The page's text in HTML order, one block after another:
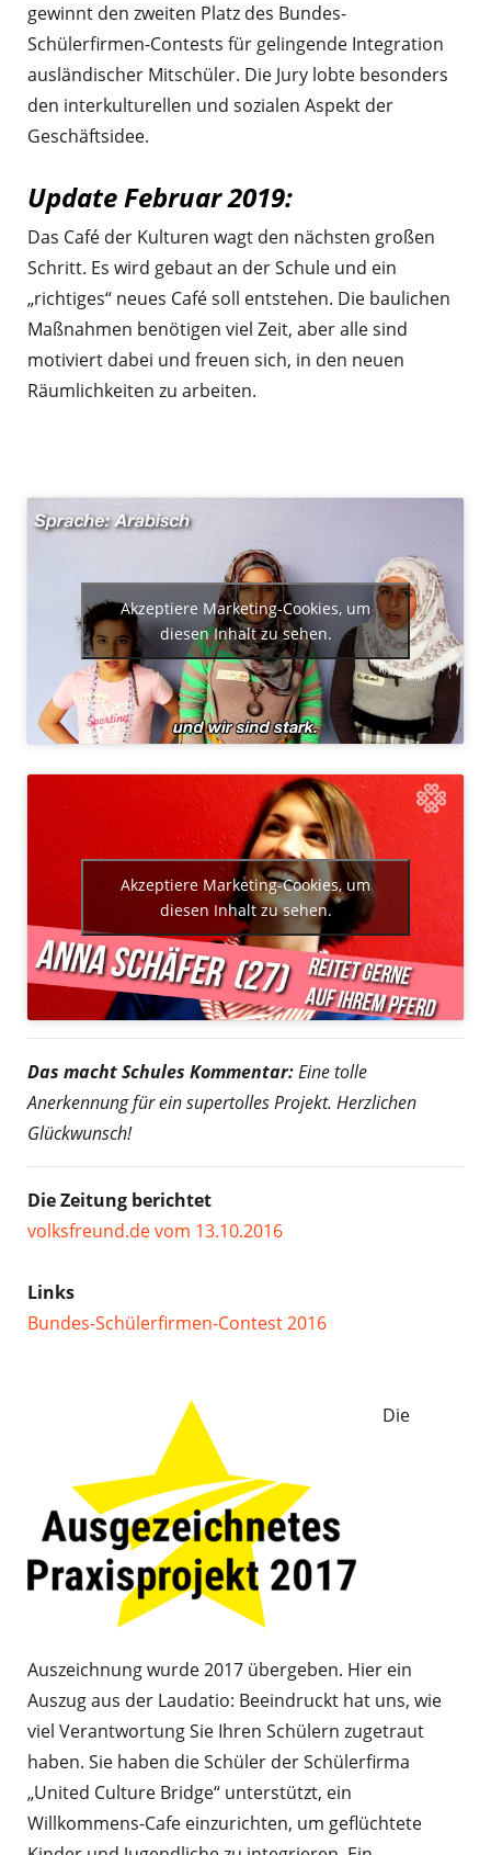
gewinnt den zweiten Platz des Bundes-
Schülerfirmen-Contests für gelingende Integration
ausländischer Mitschüler. Die Jury lobte besonders
den interkulturellen und sozialen Aspekt der
Geschäftsidee.
Update Februar 2019:
Das Café der Kulturen wagt den nächsten großen
Schritt. Es wird gebaut an der Schule und ein
„richtiges“ neues Café soll entstehen. Die baulichen
Maßnahmen benötigen viel Zeit, aber alle sind
motiviert dabei und freuen sich, in den neuen
Räumlichkeiten zu arbeiten.
Akzeptiere Marketing-Cookies, um
diesen Inhalt zu sehen.
Akzeptiere Marketing-Cookies, um
diesen Inhalt zu sehen.
Das macht Schules Kommentar:Eine tolle
Anerkennung für ein supertolles Projekt. Herzlichen
Glückwunsch!
Die Zeitung berichtet
volksfreund.de vom 13.10.2016
Links
Bundes-Schülerfirmen-Contest 2016
Die
Auszeichnung wurde 2017 übergeben. Hier ein
Auszug aus der Laudatio: Beeindruckt hat uns, wie
viel Verantwortung Sie Ihren Schülern zugetraut
haben. Sie haben die Schüler der Schülerfirma
„United Culture Bridge“ unterstützt, ein
Willkommens-Cafe einzurichten, um geflüchtete